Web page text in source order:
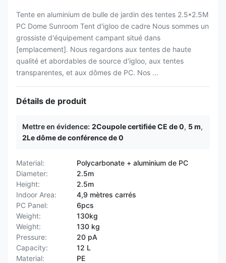
Tente en aluminium de bulle de jardin des tentes 2.5*2.5M
PC Dome Sunroom Tent d'igloo de cadre Nous sommes un
grossiste d'équipement campant situé dans
[emplacement]. Nous regardons aux tentes de haute
qualité et abordables de source d'igloo, aux tentes
transparentes, et aux dômes de PC. Nos ...
Détails de produit
Mettre en évidence: 2Coupole certifiée CE de 0, 5 m,
2Le dôme de conférence de 0
Material:
Polycarbonate + aluminium de PC
Diameter:
2.5m
Height:
2.5m
Indoor Area:
4,9 mètres carrés
PC Panel:
6pcs
Weight:
130kg
Weight:
130 kg
Pressure:
20 pA
Capacity:
12 L
Material:
PE